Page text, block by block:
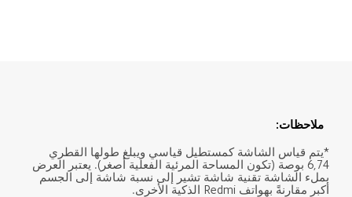
ملاحظات:
*يتم قياس الشاشة كمستطيل قياسي ويبلغ طولها القطري
6,74 بوصة (تكون المساحة المرئية الفعلية أصغر). يعتبر العرض
بملء الشاشة تقنية شاشة تشير إلى نسبة شاشة إلى الجسم
أكبر مقارنةً بهواتف Redmi الذكية الأخرى.